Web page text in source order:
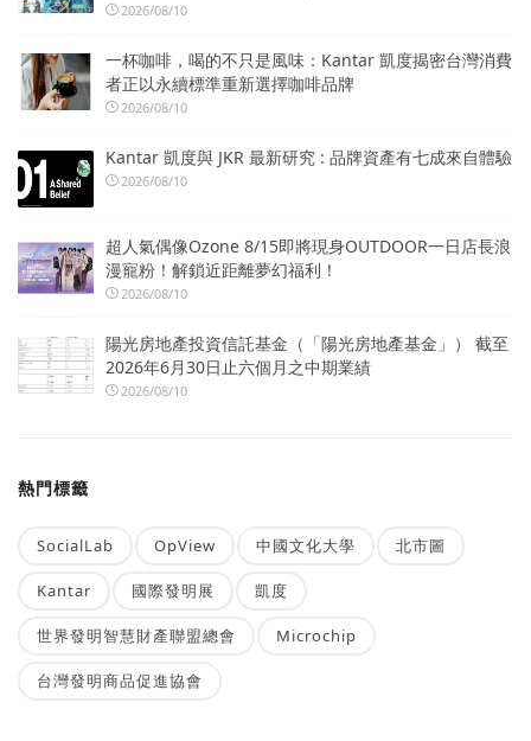
2026/08/10
一杯咖啡，喝的不只是風味：Kantar 凱度揭密台灣消費
者正以永續標準重新選擇咖啡品牌
2026/08/10
Kantar 凱度與 JKR 最新研究 : 品牌資產有七成來自體驗
2026/08/10
超人氣偶像Ozone 8/15即將現身OUTDOOR一日店長浪
漫寵粉！解鎖近距離夢幻福利！
2026/08/10
陽光房地產投資信託基金（「陽光房地產基金」） 截至
2026年6月30日止六個月之中期業績
2026/08/10
熱門標籤
SocialLab OpView 中國文化大學 北市圖
Kantar 國際發明展 凱度
世界發明智慧財產聯盟總會 Microchip
台灣發明商品促進協會